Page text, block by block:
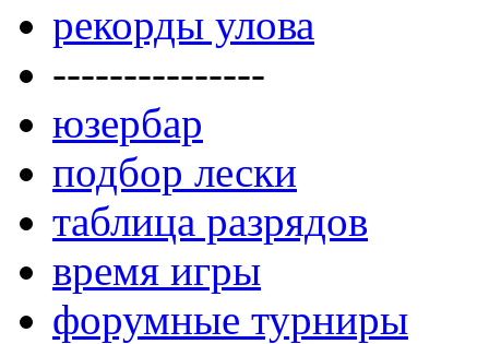
рекорды улова
---------------
юзербар
подбор лески
таблица разрядов
время игры
форумные турниры